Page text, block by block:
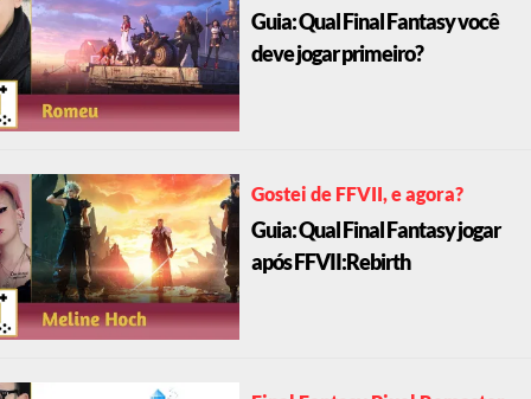
Guia: Qual Final Fantasy você
deve jogar primeiro?
Gostei de FFVII, e agora?
Guia: Qual Final Fantasy jogar
após FFVII:Rebirth